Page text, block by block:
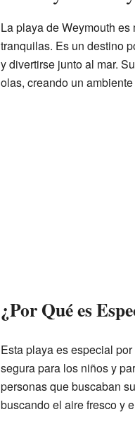
La playa de Weymouth
tranquilas. Es un destino
y divertirse junto al mar.
olas, creando un
¿Por Qué es
Esta playa es especial
segura para los niños y
personas que buscaban
buscando el aire fresco y